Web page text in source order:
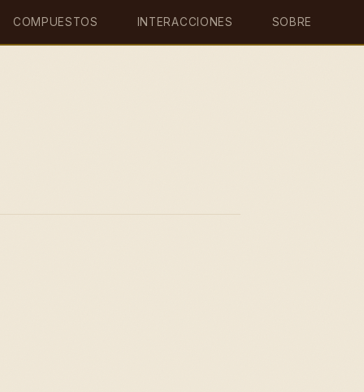
COMPUESTOS INTERACCIONES SOBRE